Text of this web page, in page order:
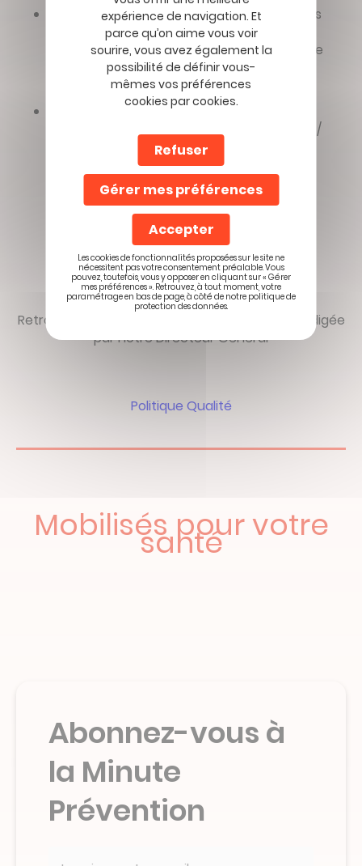
Des atouts organisationnels : Détection des
dysfonctionnements / Pilotage et
performance des activités par le biais d’une
gestion documentaire et de l’amélioration
Des atouts stratégiques : Conserver la
satisfaction client par la qualité de service /
Permettre des gains de productivité /
Garantir une image de professionnalisme
auprès des acteurs / Gagner en
compétitivité et assurer la pérennité de
Retrouvez ci-dessous notre politique qualité rédigée
par notre Directeur Général
Politique Qualité
Mobilisés pour votre
santé
Abonnez-vous à
la Minute
Prévention
expérience de navigation. Et
parce qu’on aime vous voir
sourire, vous avez également la
possibilité de définir vous-
mêmes vos préférences
cookies par cookies.
Refuser
Gérer mes préférences
Accepter
Les cookies de fonctionnalités proposées sur le site ne
nécessitent pas votre consentement préalable. Vous
pouvez, toutefois, vous y opposer en cliquant sur « Gérer
mes préférences ». Retrouvez, à tout moment, votre
paramétrage en bas de page, à côté de notre politique de
protection des données.